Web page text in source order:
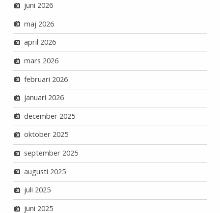
juni 2026
maj 2026
april 2026
mars 2026
februari 2026
januari 2026
december 2025
oktober 2025
september 2025
augusti 2025
juli 2025
juni 2025